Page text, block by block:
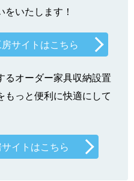
いたします！
サイトはこちら
るオーダー家具収納設置
もっと便利に快適にして
イトはこちら